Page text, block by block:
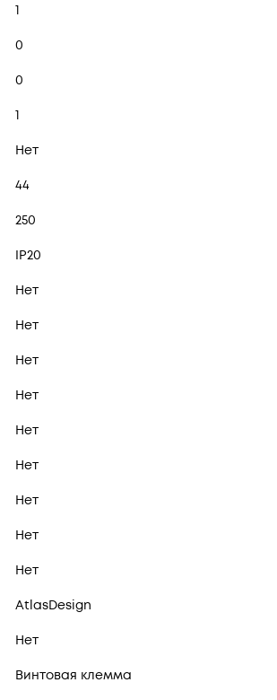
1
0
0
1
Нет
44
250
IP20
Нет
Нет
Нет
Нет
Нет
Нет
Нет
Нет
Нет
AtlasDesign
Нет
Винтовая клемма